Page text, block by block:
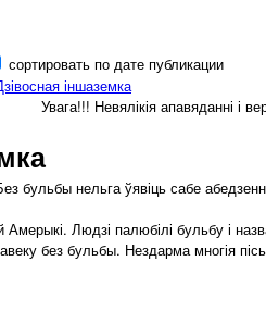
сортировать по дате публикации
іншаземка
Увага!!! Невялікія апавяданні і
бульбы нельга ўявіць сабе
Людзі палюбілі бульбу і
без бульбы. Нездарма многія